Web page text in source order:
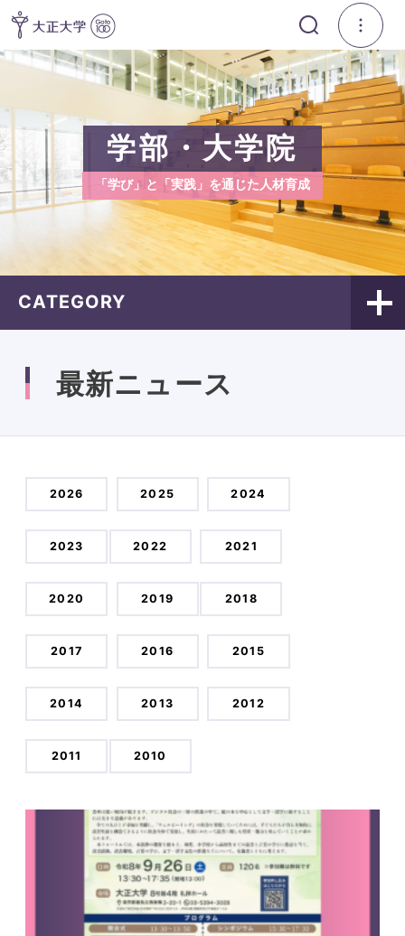
学部・大学院
「学び」と「実践」を通じた人材育成
CATEGORY
最新ニュース
2026 2025 2024
2023 2022 2021
2020 2019 2018
2017 2016 2015
2014 2013 2012
2011 2010